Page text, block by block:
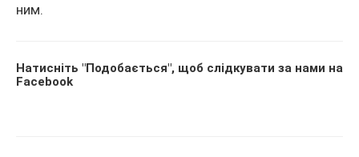
ним.
Натисніть "Подобається", щоб слідкувати за нами на
Facebook